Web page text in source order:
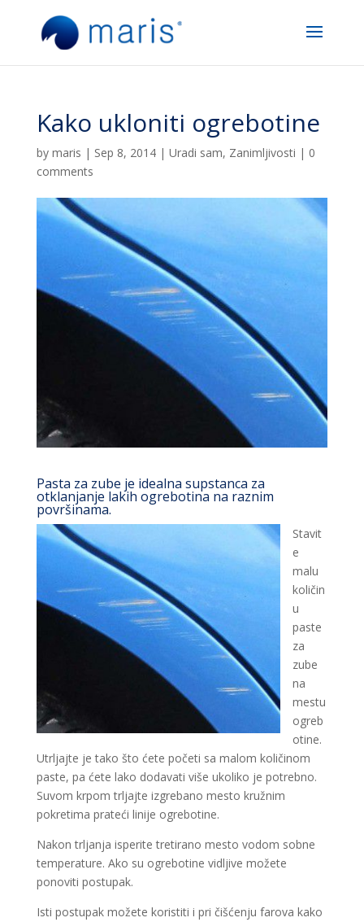
Kako ukloniti ogrebotine
by maris | Sep 8, 2014| Uradi sam, Zanimljivosti | 0
comments
Pasta za zube je idealna supstanca za
otklanjanje lakih ogrebotina na raznim
površinama.
Stavit
e
malu
količin
u
paste
za
zube
na
mestu
ogreb
otine.
Utrljajte je tako što ćete početi sa malom količinom
paste, pa ćete lako dodavati više ukoliko je potrebno.
Suvom krpom trljajte izgrebano mesto kružnim
pokretima prateći linije ogrebotine.
Nakon trljanja isperite tretirano mesto vodom sobne
temperature. Ako su ogrebotine vidljive možete
ponoviti postupak.
Isti postupak možete koristiti i pri čišćenju farova kako